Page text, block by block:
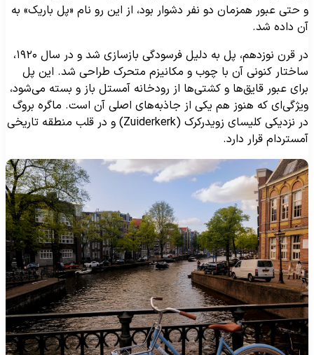
حتی عبور همزمان دو نفر دشوار بود، از این رو نام «پل باریک» به
داده شد.
در قرن نوزدهم، پل به دلیل فرسودگی بازسازی شد و در سال ۱۹۲۰،
کنونی آن با چوب و مکانیزم متحرک طراحی شد. این پل
عبور قایق‌ها و کشتی‌ها از رودخانه آمستل باز و بسته می‌شود،
که هنوز هم یکی از جاذبه‌های اصلی آن است. ماگره بروگ
در نزدیکی کلیسای زویدرکرک (Zuiderkerk) و در قلب منطقه تاریخی
قرار دارد.